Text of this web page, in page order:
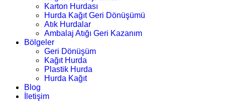
Karton Hurdası
Hurda Kağıt Geri Dönüşümü
Atık Hurdalar
Ambalaj Atığı Geri Kazanım
Bölgeler
Geri Dönüşüm
Kağıt Hurda
Plastik Hurda
Hurda Kağıt
Blog
İletişim